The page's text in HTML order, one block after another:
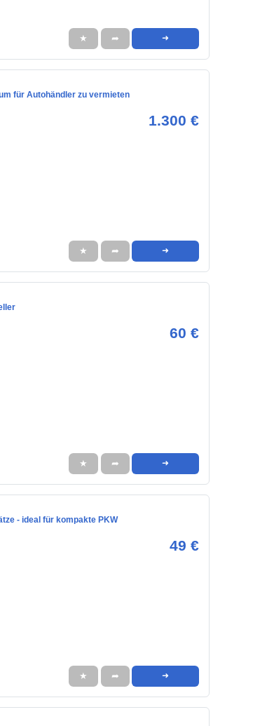
★ ➦ ➜
für Autohändler zu vermieten
1.300 €
★ ➦ ➜
60 €
★ ➦ ➜
- ideal für kompakte PKW
49 €
★ ➦ ➜